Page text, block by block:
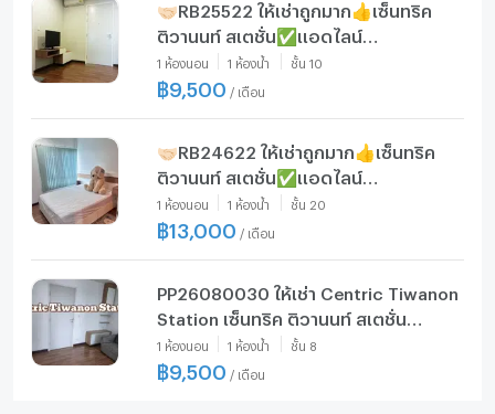
🤝🏻RB25522 ให้เช่าถูกมาก👍เซ็นทริค
ติวานนท์ สเตชั่น✅แอดไลน์
@mproperty( มี @ ด้วย) แอดมินตอบ
ไว
1 ห้องนอน 1 ห้องน้ำ ชั้น 10
฿9,500 / เดือน
🤝🏻RB24622 ให้เช่าถูกมาก👍เซ็นทริค
ติวานนท์ สเตชั่น✅แอดไลน์
@mproperty( มี @ ด้วย) แอดมินตอบ
ไว
1 ห้องนอน 1 ห้องน้ำ ชั้น 20
฿13,000 / เดือน
PP26080030 ให้เช่า Centric Tiwanon
Station เซ็นทริค ติวานนท์ สเตชั่น
1นอน1น้ำ ชั้น8 อาคารB ราคา9,500บ./ด.
1 ห้องนอน 1 ห้องน้ำ ชั้น 8
฿9,500 / เดือน